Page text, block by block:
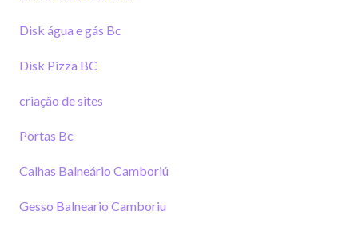
Disk água e gás Bc
Disk Pizza BC
criação de sites
Portas Bc
Calhas Balneário Camboriú
Gesso Balneario Camboriu